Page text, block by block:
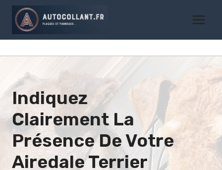
Aller
contenu
Indiquez
Clairement La
Présence De Votre
Airedale Terrier